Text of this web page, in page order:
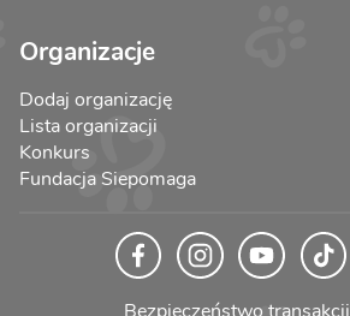
Organizacje
Dodaj organizację
Lista organizacji
Konkurs
Fundacja Siepomaga